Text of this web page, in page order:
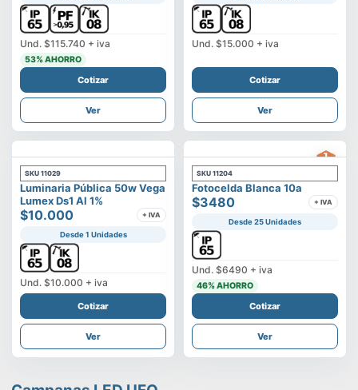
Und. $115.740 + iva
53% AHORRO
Cotizar
Ver
Und. $15.000 + iva
Cotizar
Ver
SKU 11029
Luminaria Pública 50w Vega
Lumex Ds1 Al 1%
$10.000 + IVA
Desde 1 Unidades
Und. $10.000 + iva
Cotizar
Ver
SKU 11204
Fotocelda Blanca 10a
$3480 + IVA
Desde 25 Unidades
Und. $6490 + iva
46% AHORRO
Cotizar
Ver